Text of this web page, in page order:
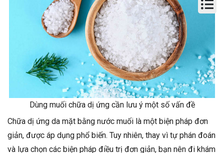
Dùng muối chữa dị ứng cần lưu ý một số vấn đề
Chữa dị ứng da mặt bằng nước muối là một biện pháp đơn
giản, được áp dụng phổ biến. Tuy nhiên, thay vì tự phán đoán
và lựa chọn các biện pháp điều trị đơn giản, bạn nên đi khám